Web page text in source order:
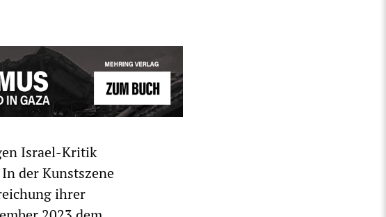
Israel-Kritik
der Kunstszene
ihrer